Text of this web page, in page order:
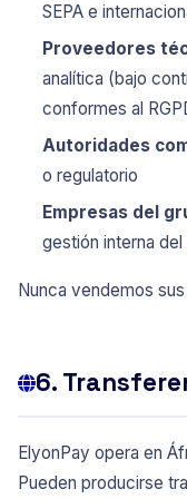
SEPA e
Proveedores
analítica (bajo
conformes al
Autoridades
o regulatorio
Empresas del
gestión interna del
Nunca vendemos
6.
ElyonPay opera en
Pueden producirse